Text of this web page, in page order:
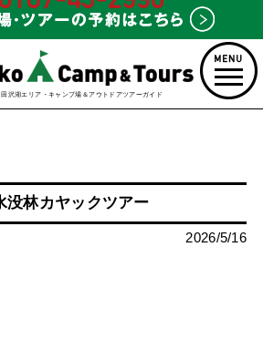
沢湖エリア・キャンプ場＆アウトドアツアーガイド
没林カヤックツアー
2026/5/16